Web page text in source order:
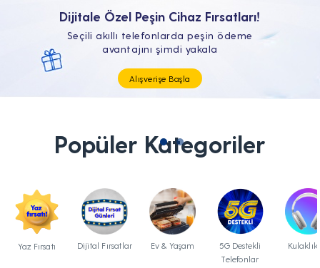
Tüm Teknolojik İhtiyaçların Tam'da
Popüler Kategoriler
Yaz Fırsatı Dijital Fırsatlar Ev & Yaşam
5G Destekli
Telefonlar